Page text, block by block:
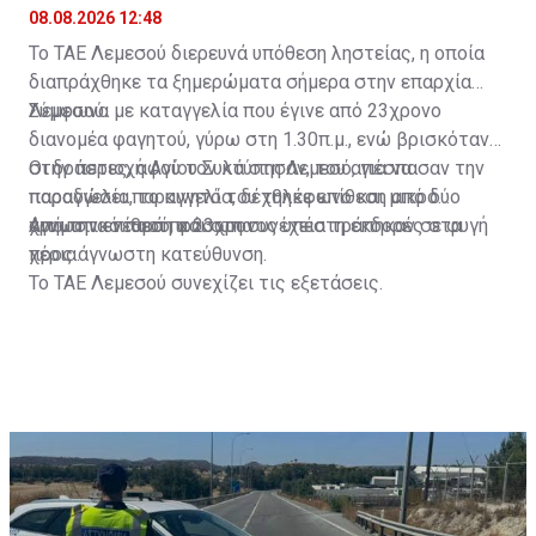
παραγγελία
08.08.2026 12:48
Το ΤΑΕ Λεμεσού διερευνά υπόθεση ληστείας, η οποία
διαπράχθηκε τα ξημερώματα σήμερα στην επαρχία
Λεμεσού.
Σύμφωνα με καταγγελία που έγινε από 23χρονο
διανομέα φαγητού, γύρω στη 1.30π.μ., ενώ βρισκόταν
στην περιοχή Αγίου Συλά στη Λεμεσό, για να
παραδώσει παραγγελία, δέχθηκε επίθεση από δύο
άγνωστα νεαρά πρόσωπα.
Οι δράστες, αφού τον κτύπησαν, του απέσπασαν την
παραγγελία, το κινητό του τηλέφωνο και μικρό
χρηματικό ποσό, και στη συνέχεια τράπηκαν σε φυγή
προς άγνωστη κατεύθυνση.
Από την επίθεση ο 23χρονος υπέστη εκδορές στα
χέρια.
Το ΤΑΕ Λεμεσού συνεχίζει τις εξετάσεις.